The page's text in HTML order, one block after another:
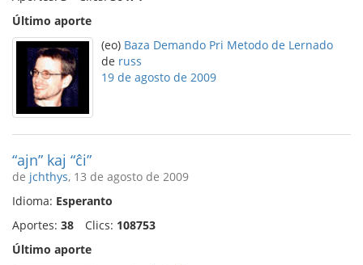
Último aporte
(eo) Baza Demando Pri Metodo de Lernado
de russ
19 de agosto de 2009
“ajn” kaj “ĉi”
de jchthys, 13 de agosto de 2009
Idioma: Esperanto
Aportes: 38 Clics: 108753
Último aporte